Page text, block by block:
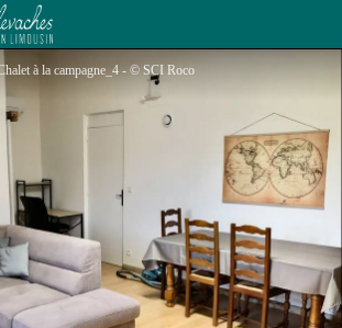
à la campagne_4 - © SCI Roco